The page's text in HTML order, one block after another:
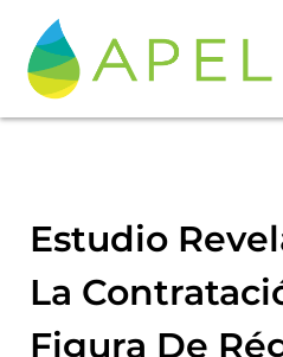
Estudio
La
Figura De